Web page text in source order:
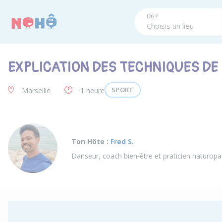
Où ?
EXPLICATION DES TECHNIQUES
Marseille 1 heure SPORT
Ton Hôte : Fred S.
Danseur, coach bien‑être et praticien